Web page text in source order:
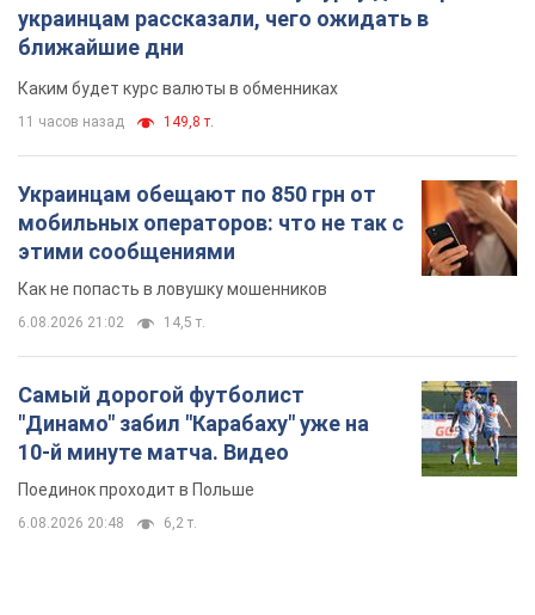
этими сообщениями
Как не попасть в ловушку мошенников
6.08.2026 21:02 14,5 т.
Самый дорогой футболист
"Динамо" забил "Карабаху" уже на
10-й минуте матча. Видео
Поединок проходит в Польше
6.08.2026 20:48 6,2 т.